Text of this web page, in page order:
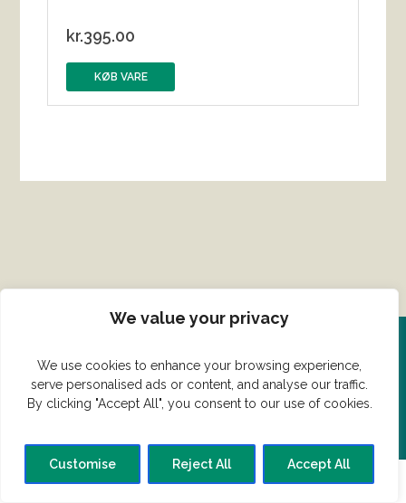
We value your privacy
We use cookies to enhance your browsing experience,
serve personalised ads or content, and analyse our traffic.
By clicking "Accept All", you consent to our use of cookies.
Customise Reject All Accept All
kr.395.00
KØB VARE
Del din ret her!
Har du en konge ret du vil dele?